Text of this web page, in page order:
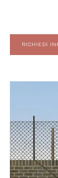
RICHIEDI